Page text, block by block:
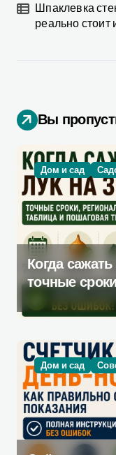
Шпаклевка
реально стоит
Вы
Дом и сад
Когда
точные
таблица и
инструкция
Дом и сад